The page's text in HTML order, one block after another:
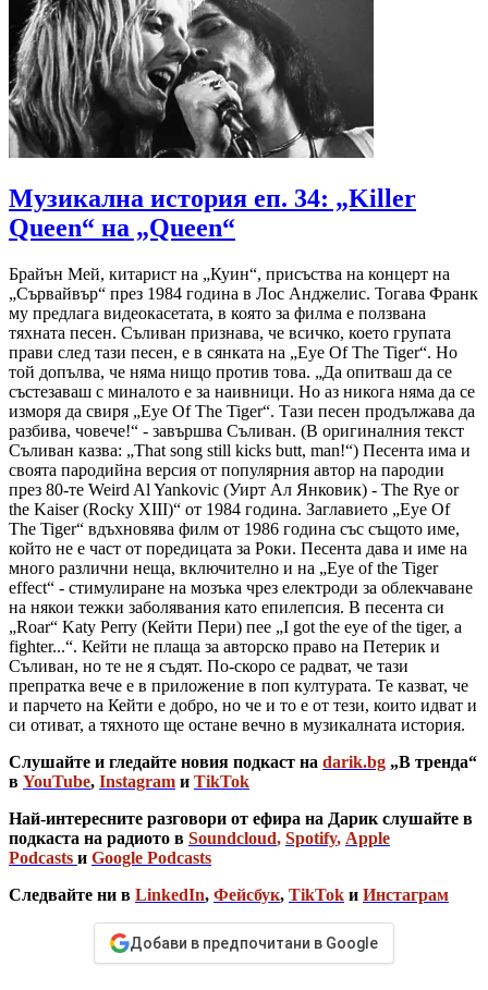
Музикална история еп. 34: „Killer
Queen“ на „Queen“
Брайън Мей, китарист на „Куин“, присъства на концерт на
„Сървайвър“ през 1984 година в Лос Анджелис. Тогава Франк
му предлага видеокасетата, в която за филма е ползвана
тяхната песен. Съливан признава, че всичко, което групата
прави след тази песен, е в сянката на „Eye Of The Tiger“. Но
той допълва, че няма нищо против това. „Да опитваш да се
състезаваш с миналото е за наивници. Но аз никога няма да се
изморя да свиря „Eye Of The Tiger“. Тази песен продължава да
разбива, човече!“ - завършва Съливан. (В оригиналния текст
Съливан казва: „That song still kicks butt, man!“) Песента има и
своята пародийна версия от популярния автор на пародии
през 80-те Weird Al Yankovic (Уирт Ал Янковик) - The Rye or
the Kaiser (Rocky XIII)“ от 1984 година. Заглавието „Eye Of
The Tiger“ вдъхновява филм от 1986 година със същото име,
който не е част от поредицата за Роки. Песента дава и име на
много различни неща, включително и на „Eye of the Tiger
effect“ - стимулиране на мозъка чрез електроди за облекчаване
на някои тежки заболявания като епилепсия. В песента си
„Roar“ Katy Perry (Кейти Пери) пее „I got the eye of the tiger, a
fighter...“. Кейти не плаща за авторско право на Петерик и
Съливан, но те не я съдят. По-скоро се радват, че тази
препратка вече е в приложение в поп културата. Те казват, че
и парчето на Кейти е добро, но че и то е от тези, които идват и
си отиват, а тяхното ще остане вечно в музикалната история.
Слушайте и гледайте новия подкаст на darik.bg „В тренда“
в YouTube, Instagram и TikTok
Най-интересните разговори от ефира на Дарик слушайте в
подкаста на радиото в Soundcloud, Spotify, Apple
Podcasts и Google Podcasts
Следвайте ни в LinkedIn, Фейсбук, TikTok и Инстаграм
Добави в предпочитани в Google